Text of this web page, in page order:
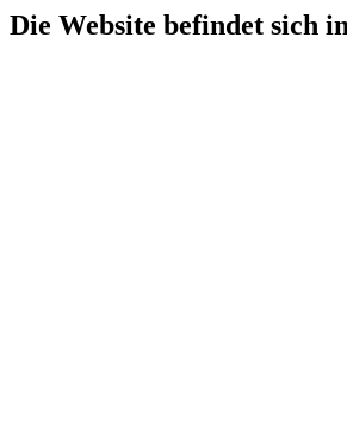
Die Website befindet sich